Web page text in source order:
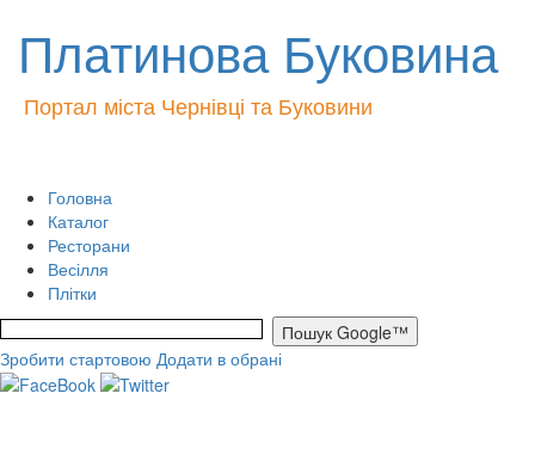
Платинова Буковина
Портал міста Чернівці та Буковини
Головна
Каталог
Ресторани
Весілля
Плітки
Зробити стартовою Додати в обрані